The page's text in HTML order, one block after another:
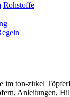
Rohstoffe
im ton-zirkel
Anleitungen,